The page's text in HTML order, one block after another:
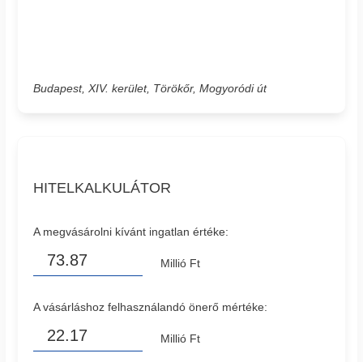
Budapest, XIV. kerület, Törökőr, Mogyoródi út
HITELKALKULÁTOR
A megvásárolni kívánt ingatlan értéke:
Millió Ft
A vásárláshoz felhasználandó önerő mértéke:
Millió Ft